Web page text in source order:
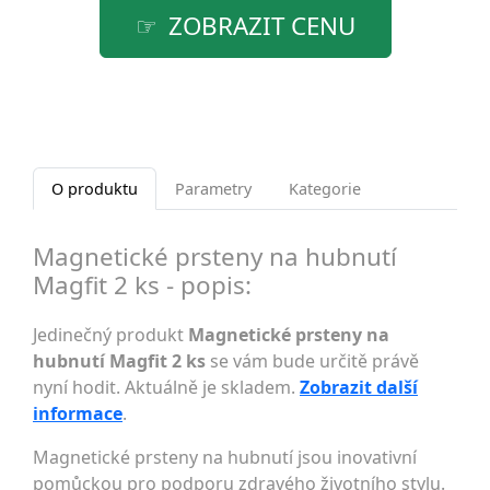
ZOBRAZIT CENU
O produktu Parametry Kategorie
Magnetické prsteny na hubnutí
Magfit 2 ks - popis:
Jedinečný produkt Magnetické prsteny na
hubnutí Magfit 2 ks se vám bude určitě právě
nyní hodit. Aktuálně je skladem. Zobrazit další
informace.
Magnetické prsteny na hubnutí jsou inovativní
pomůckou pro podporu zdravého životního stylu.